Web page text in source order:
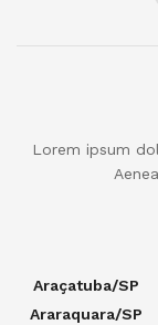
Lorem ipsum
Araçatuba/SP
Araraquara/SP